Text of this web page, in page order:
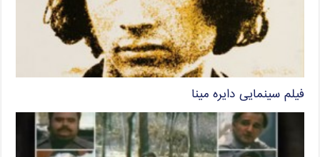
فیلم سینمایی دایره مینا